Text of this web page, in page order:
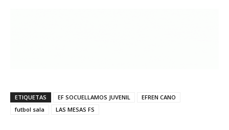
ETIQUETAS EF SOCUELLAMOS JUVENIL
EFREN CANO
futbol sala
LAS MESAS FS